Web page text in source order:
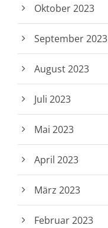
Oktober 2023
September 2023
August 2023
Juli 2023
Mai 2023
April 2023
März 2023
Februar 2023